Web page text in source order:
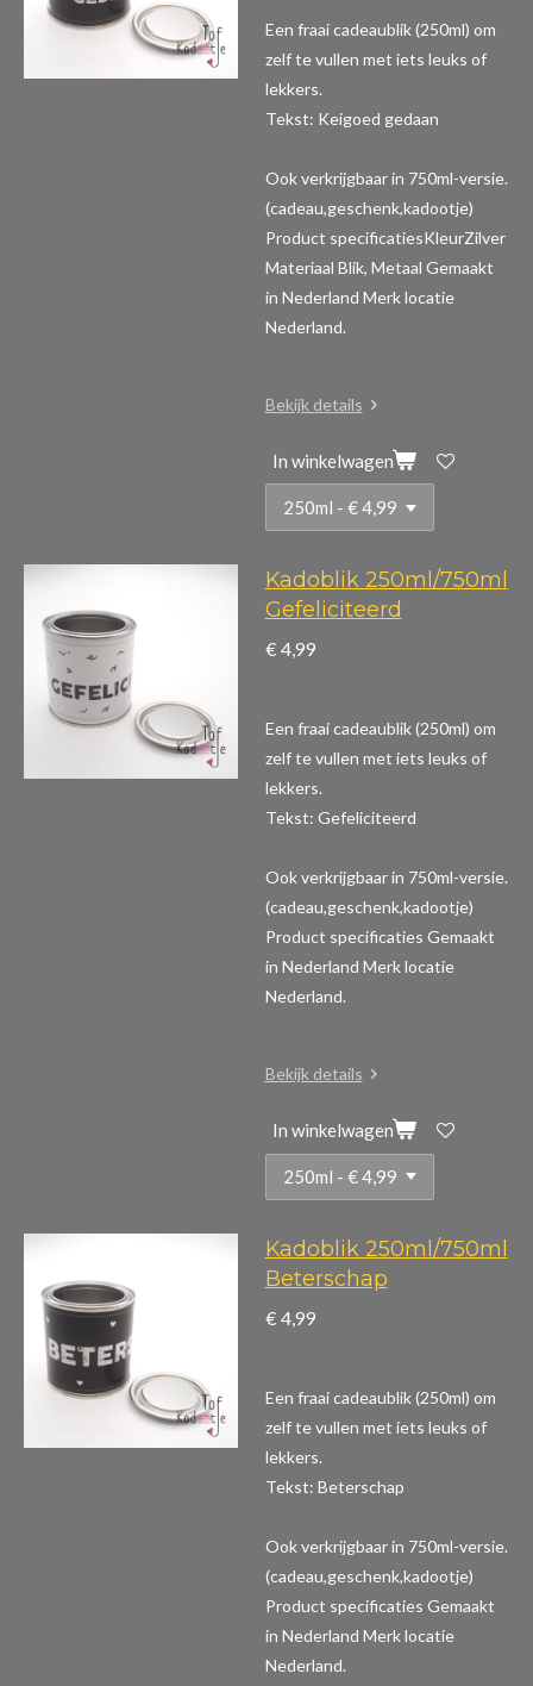
Een fraai cadeaublik (250ml) om
zelf te vullen met iets leuks of
lekkers.
Tekst: Keigoed gedaan
Ook verkrijgbaar in 750ml-versie.
(cadeau,geschenk,kadootje)
Product specificatiesKleurZilver
Materiaal Blik, Metaal Gemaakt
in Nederland Merk locatie
Nederland.
Bekijk details
In winkelwagen
Kadoblik 250ml/750ml
Gefeliciteerd
€ 4,99
Een fraai cadeaublik (250ml) om
zelf te vullen met iets leuks of
lekkers.
Tekst: Gefeliciteerd
Ook verkrijgbaar in 750ml-versie.
(cadeau,geschenk,kadootje)
Product specificaties Gemaakt
in Nederland Merk locatie
Nederland.
Bekijk details
In winkelwagen
Kadoblik 250ml/750ml
Beterschap
€ 4,99
Een fraai cadeaublik (250ml) om
zelf te vullen met iets leuks of
lekkers.
Tekst: Beterschap
Ook verkrijgbaar in 750ml-versie.
(cadeau,geschenk,kadootje)
Product specificaties Gemaakt
in Nederland Merk locatie
Nederland.